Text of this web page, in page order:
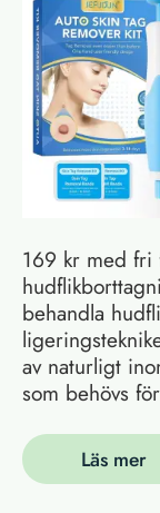
169 kr med
behandla
av naturligt
som behövs
Läs mer